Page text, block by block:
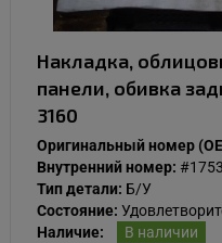
Накладка,
панели, обивка
3160
Оригинальный номер
Внутренний номер:
Тип детали: Б/У
Состояние:
Наличие:
В наличии